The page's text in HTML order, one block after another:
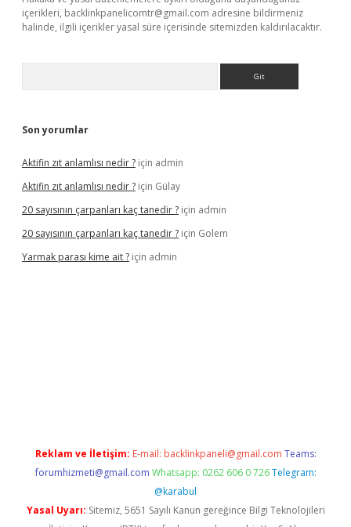
içerikleri, backlinkpanelicomtr@gmail.com adresine bildirmeniz
halinde, ilgili içerikler yasal süre içerisinde sitemizden kaldırılacaktır.
Son yorumlar
Aktifin zıt anlamlısı nedir ? için admin
Aktifin zıt anlamlısı nedir ? için Gülay
20 sayısının çarpanları kaç tanedir ? için admin
20 sayısının çarpanları kaç tanedir ? için Golem
Yarmak parası kime ait ? için admin
Reklam ve İletişim: E-mail: backlinkpaneli@gmail.com Teams:
forumhizmeti@gmail.com Whatsapp: 0262 606 0 726 Telegram:
@karabul
Yasal Uyarı: Sitemiz, 5651 Sayılı Kanun gereğince Bilgi Teknolojileri